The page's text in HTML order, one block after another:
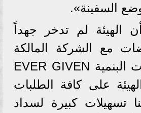
السفينة».
الهيئة لم تدخر جهداً
مع الشركة المالكة
لسفينة الحاويات البنمية EVER GIVEN
على كافة الطلبات
تسهيلات كبيرة لسداد